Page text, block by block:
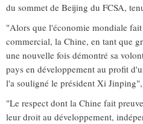
du sommet de Beijing du FCSA,
"Alors que l'économie mondiale
commercial, la Chine, en tant que
une nouvelle fois démontré sa
pays en développement au profit
l'a souligné le président Xi
"Le respect dont la Chine fait
leur droit au développement,